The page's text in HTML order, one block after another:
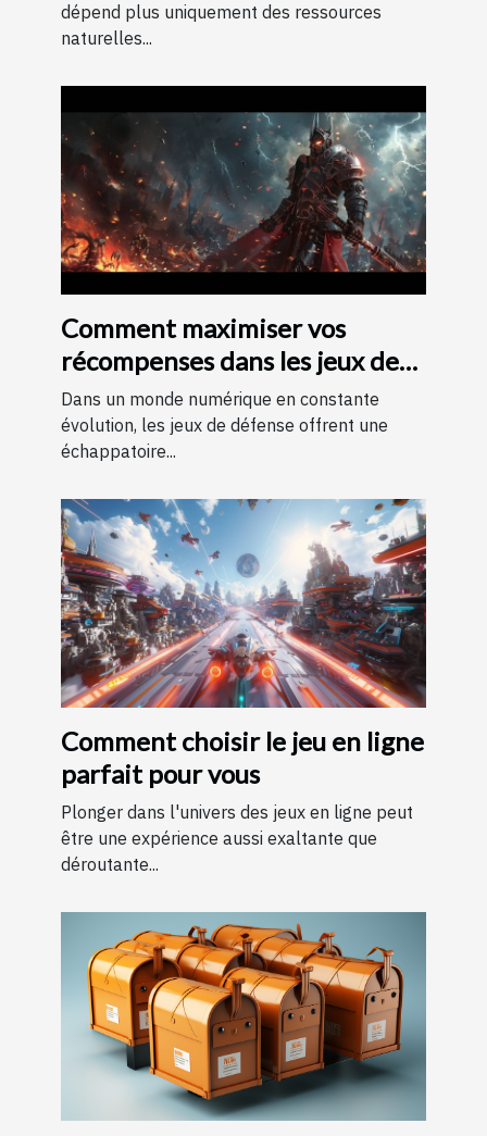
dépend plus uniquement des ressources
naturelles...
Comment maximiser vos
récompenses dans les jeux de
défense avec des codes
Dans un monde numérique en constante
évolution, les jeux de défense offrent une
échappatoire...
Comment choisir le jeu en ligne
parfait pour vous
Plonger dans l'univers des jeux en ligne peut
être une expérience aussi exaltante que
déroutante...